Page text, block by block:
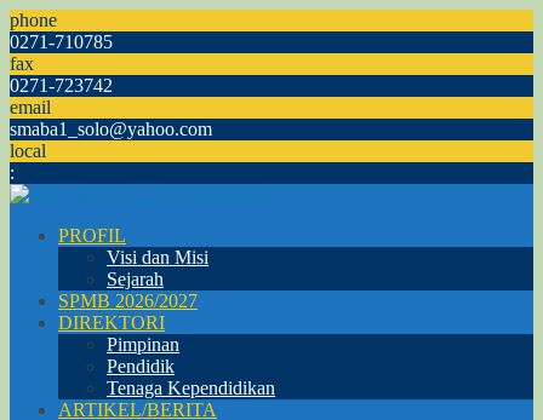
phone
0271-710785
fax
0271-723742
email
smaba1_solo@yahoo.com
local
:
PROFIL
Visi dan Misi
Sejarah
SPMB 2026/2027
DIREKTORI
Pimpinan
Pendidik
Tenaga Kependidikan
ARTIKEL/BERITA